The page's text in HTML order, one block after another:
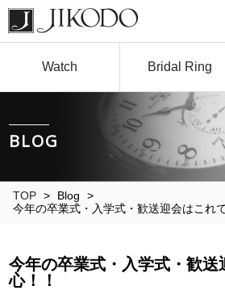
Watch Bridal Ring
BLOG
TOP > Blog
>
今年の卒業式・入学式・歓送迎会はこれ
今年の卒業式・入学式・歓送
心！！